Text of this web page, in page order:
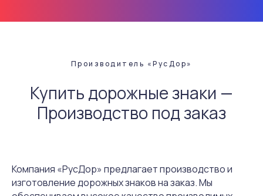
Производитель «РусДор»
Купить дорожные знаки —
Производство под заказ
Компания «РусДор» предлагает производство и
изготовление дорожных знаков на заказ. Мы
info@rusdorrf.ru
ул. Щербакова, 37Н
Нижний Новгород